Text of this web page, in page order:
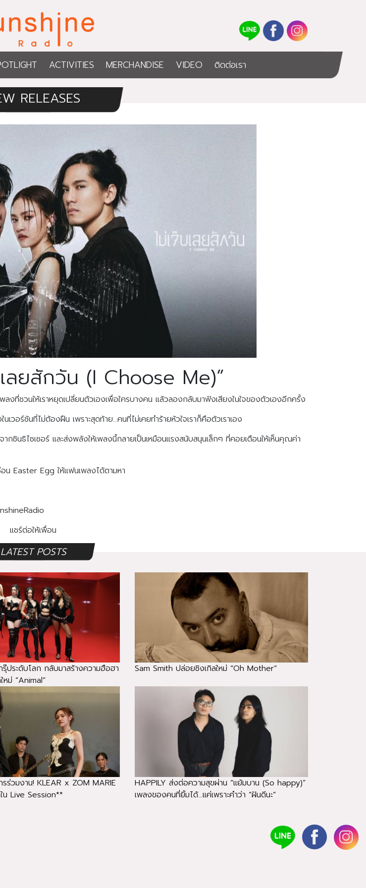
ACTIVITIES MERCHANDISE VIDEO ติดต่อเรา
RELEASES
ลยสักวัน (I Choose Me)”
งที่ชวนให้เราหยุดเปลี่ยนตัวเองเพื่อใครบางคน แล้วลองกลับมาฟังเสียงในใจของตัวเองอีกครั้ง
เวอร์ชันที่ไม่ต้องฝืน เพราะสุดท้าย…คนที่ไม่เคยทำร้ายหัวใจเราก็คือตัวเราเอง
นธิไซเซอร์ และส่งพลังให้เพลงนี้กลายเป็นเหมือนแรงสนับสนุนเล็กๆ ที่คอยเตือนให้เห็นคุณค่า
น Easter Egg ให้แฟนเพลงได้ตามหา
แชร์ต่อให้เพื่อน
LATEST POSTS
รุ๊ประดับโลก กลับมาสร้างความฮือฮา
ม่ “Animal”
Sam Smith ปล่อยซิงเกิลใหม่ “Oh Mother”
ร่วมงาน! KLEAR x ZOM MARIE
น Live Session**
HAPPILY ส่งต่อความสุขผ่าน “แย้มบาน (So happy)”
เพลงของคนที่ยิ้มได้...แค่เพราะคำว่า “ฝันดีนะ”